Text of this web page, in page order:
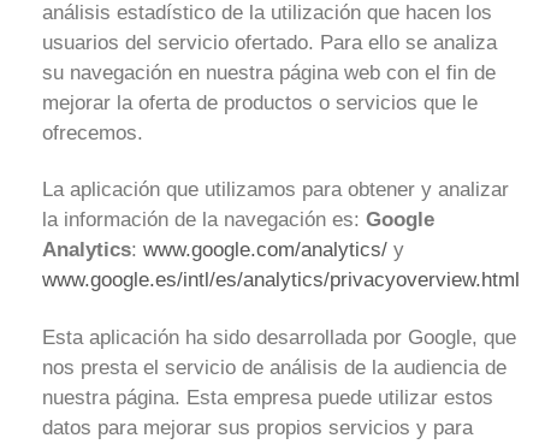
análisis estadístico de la utilización que hacen los
usuarios del servicio ofertado. Para ello se analiza
su navegación en nuestra página web con el fin de
mejorar la oferta de productos o servicios que le
ofrecemos.
La aplicación que utilizamos para obtener y analizar
la información de la navegación es: Google
Analytics: www.google.com/analytics/ y
www.google.es/intl/es/analytics/privacyoverview.html
Esta aplicación ha sido desarrollada por Google, que
nos presta el servicio de análisis de la audiencia de
nuestra página. Esta empresa puede utilizar estos
datos para mejorar sus propios servicios y para